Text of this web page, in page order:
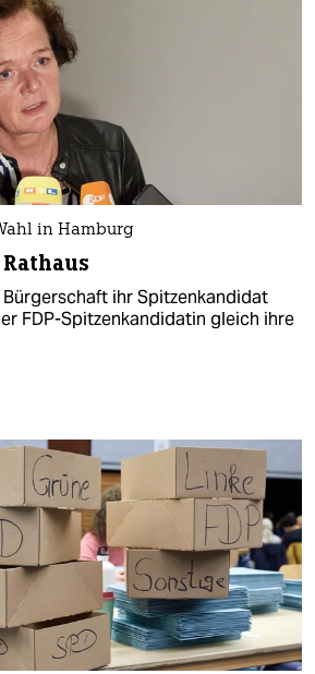
in Hamburg
Bürgerschaft ihr Spitzenkandidat
FDP-Spitzenkandidatin gleich ihre